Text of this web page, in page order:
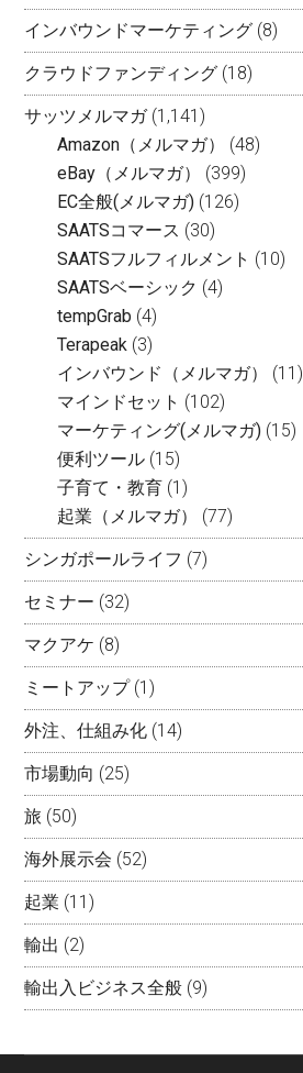
インバウンドマーケティング (8)
クラウドファンディング (18)
サッツメルマガ(1,141)
Amazon（メルマガ）
(48)
eBay（メルマガ）
(399)
EC全般(メルマガ) (126)
SAATSコマース (30)
SAATSフルフィルメント (10)
SAATSベーシック (4)
tempGrab (4)
Terapeak (3)
インバウンド（メルマガ）
(11)
マインドセット (102)
マーケティング(メルマガ) (15)
便利ツール (15)
子育て・教育 (1)
起業（メルマガ）
(77)
シンガポールライフ (7)
セミナー (32)
マクアケ (8)
ミートアップ(1)
外注、仕組み化 (14)
市場動向 (25)
旅 (50)
海外展示会 (52)
起業 (11)
輸出 (2)
輸出入ビジネス全般 (9)